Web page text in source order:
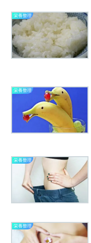
栄養整理
栄養整理
栄養整理
栄養整理